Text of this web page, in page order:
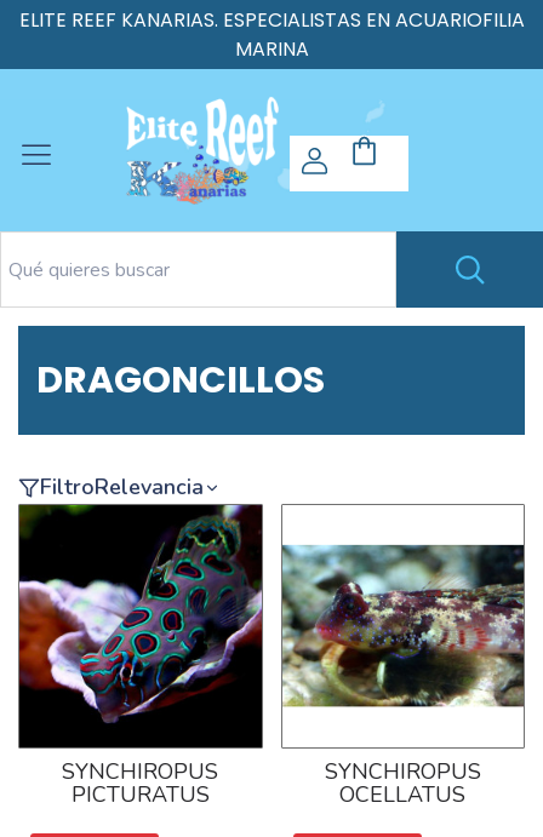
ELITE REEF KANARIAS. ESPECIALISTAS EN ACUARIOFILIA
MARINA
DRAGONCILLOS
FiltroRelevancia
SYNCHIROPUS
PICTURATUS
SYNCHIROPUS
OCELLATUS